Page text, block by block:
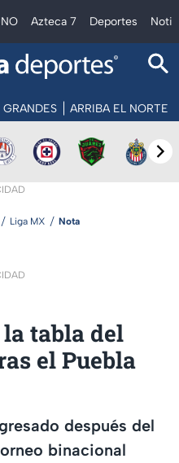
Azteca 7 Deportes
GRANDES ARRIBA EL NORTE
Liga MX Nota
tabla del
el Puebla
después del
binacional